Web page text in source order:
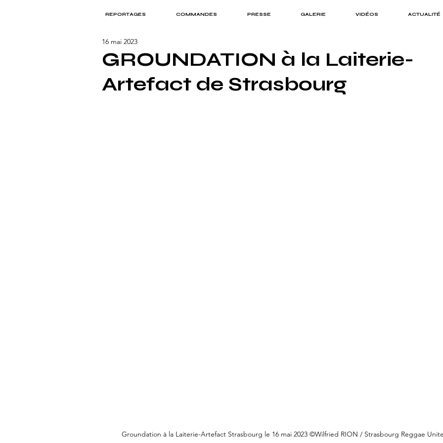
REPORTAGES COMMANDES PRESSE GALERIE VIDÉOS ACTUALITÉ
GROUNDATION à la Laiterie-
Artefact de Strasbourg
16 mai 2023
Groundation à la Laiterie-Artefact Strasbourg le 16 mai 2023 ©Wilfried RION / Strasbourg Reggae